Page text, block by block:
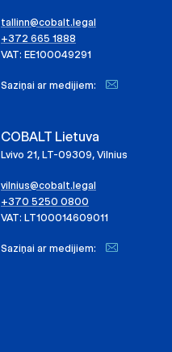
tallinn@cobalt.legal
+372 665 1888
VAT: EE100049291
Saziņai ar medijiem:
COBALT Lietuva
Lvivo 21, LT-09309, Vilnius
vilnius@cobalt.legal
+370 5250 0800
VAT: LT100014609011
Saziņai ar medijiem: